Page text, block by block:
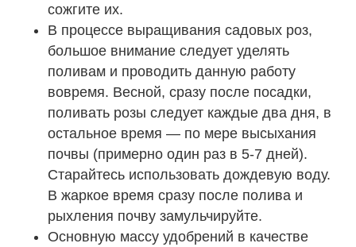
сожгите их.
В процессе выращивания садовых роз,
большое внимание следует уделять
поливам и проводить данную работу
вовремя. Весной, сразу после посадки,
поливать розы следует каждые два дня, в
остальное время — по мере высыхания
почвы (примерно один раз в 5-7 дней).
Старайтесь использовать дождевую воду.
В жаркое время сразу после полива и
рыхления почву замульчируйте.
Основную массу удобрений в качестве